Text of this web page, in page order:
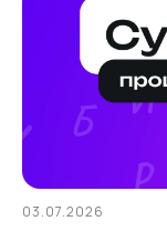
03.07.2026